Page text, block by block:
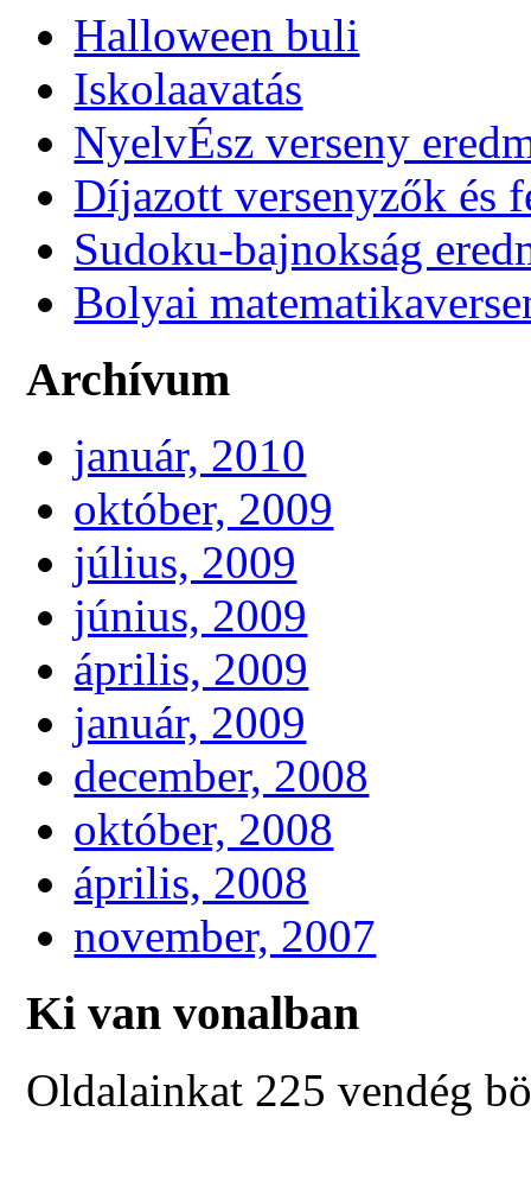
Halloween buli
Iskolaavatás
NyelvÉsz verseny
Díjazott versenyzők és
Sudoku-bajnokság
Bolyai
Archívum
január, 2010
október, 2009
július, 2009
június, 2009
április, 2009
január, 2009
december, 2008
október, 2008
április, 2008
november, 2007
Ki van vonalban
Oldalainkat 225 vendég